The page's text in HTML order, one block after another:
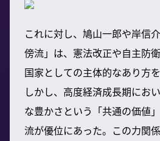
これに対し、鳩山一郎や岸信
傍流」は、憲法改正や自主防
国家としての主体的なあり方
しかし、高度経済成長期にお
な豊かさという「共通の価値
流が優位にあった。この力関